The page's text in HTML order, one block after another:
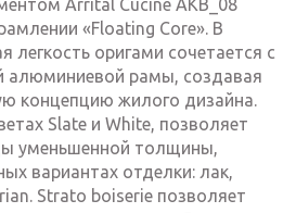
Arrital Cucine AKB_08
«Floating Core». В
легкость оригами сочетается с
алюминиевой рамы, создавая
концепцию жилого дизайна.
Slate и White, позволяет
уменьшенной толщины,
вариантах отделки: лак,
Strato boiserie позволяет